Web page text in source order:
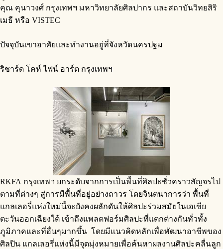
คุณ คุนาวงศ์ กรุงเทพฯ มหาวิทยาลัยศิลปากร และสถาบันวิทยสิริ
เมธี หรือ VISTEC
ปัจจุบันเขาอาศัยและทํางานอยู่ที่จังหวัดนครปฐม
ริชาร์ด โคห์ ไฟน์ อาร์ต กรุงเทพฯ
RKFA กรุงเทพฯ ยกระดับจากการเป็นพื้นที่ศิลปะชั่วคราวสัญจรไป
ตามที่ต่างๆ สู่การมีพื้นที่อยู่อย่างถาวร โดยจินตนาการว่า พื้นที่
แกลเลอรี่แห่งใหม่นี้จะยังคงผลักดันให้ศิลปะร่วมสมัยในเอเชีย
ตะวันออกเฉียงใต้ เข้าถึงแพลตฟอร์มศิลปะที่แตกต่างกันทั่วทั้ง
ภูมิภาคและที่อื่นๆมากขึ้น โดยมีแนวคิดหลักเพื่อพัฒนาอาชีพของ
ศิลปิน แกลเลอรี่แห่งนี้มีจุดมุ่งหมายเพื่อค้นหาผลงานศิลปะคลื่นลูก